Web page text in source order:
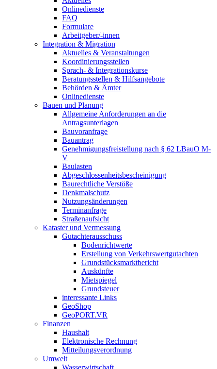
Onlinedienste
FAQ
Formulare
Arbeitgeber/-innen
Integration & Migration
Aktuelles & Veranstaltungen
Koordinierungsstellen
Sprach- & Integrationskurse
Beratungsstellen & Hilfsangebote
Behörden & Ämter
Onlinedienste
Bauen und Planung
Allgemeine Anforderungen an die
Antragsunterlagen
Bauvoranfrage
Bauantrag
Genehmigungsfreistellung nach § 62 LBauO M-
V
Baulasten
Abgeschlossenheits­bescheinigung
Baurechtliche Verstöße
Denkmalschutz
Nutzungsänderungen
Terminanfrage
Straßenaufsicht
Kataster und Vermessung
Gutachterausschuss
Bodenrichtwerte
Erstellung von Verkehrswertgutachten
Grundstücksmarktbericht
Auskünfte
Mietspiegel
Grundsteuer
interessante Links
GeoShop
GeoPORT.VR
Finanzen
Haushalt
Elektronische Rechnung
Mitteilungsverordnung
Umwelt
Wasserwirtschaft